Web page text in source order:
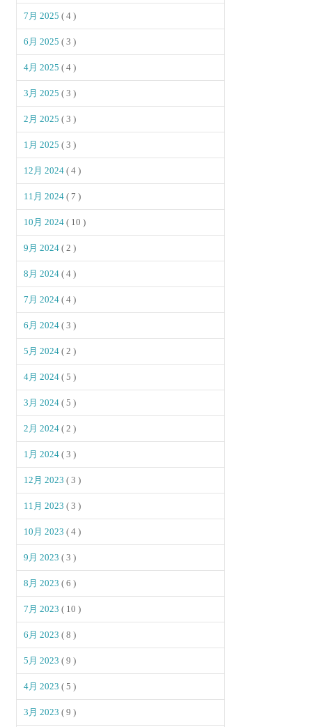
7月 2025( 4 )
6月 2025( 3 )
4月 2025( 4 )
3月 2025( 3 )
2月 2025( 3 )
1月 2025( 3 )
12月 2024( 4 )
11月 2024( 7 )
10月 2024( 10 )
9月 2024( 2 )
8月 2024( 4 )
7月 2024( 4 )
6月 2024( 3 )
5月 2024( 2 )
4月 2024( 5 )
3月 2024( 5 )
2月 2024( 2 )
1月 2024( 3 )
12月 2023( 3 )
11月 2023( 3 )
10月 2023( 4 )
9月 2023( 3 )
8月 2023( 6 )
7月 2023( 10 )
6月 2023( 8 )
5月 2023( 9 )
4月 2023( 5 )
3月 2023( 9 )